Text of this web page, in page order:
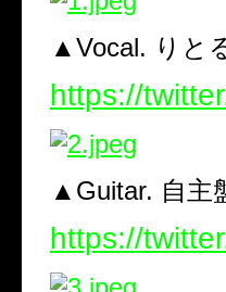
▲Vocal. りと
https://
▲Guitar. 自主
https://